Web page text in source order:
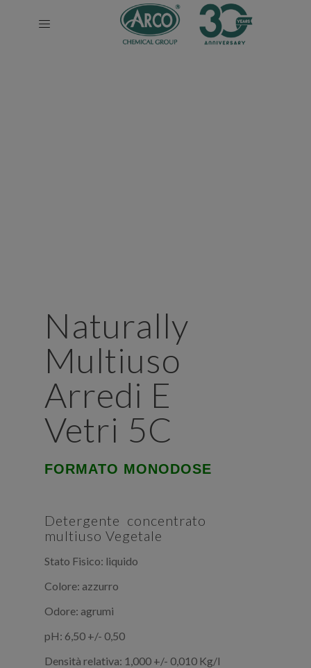
Naturally
Multiuso
Arredi E
Vetri 5C
FORMATO MONODOSE
Detergente concentrato
multiuso Vegetale
Stato Fisico: liquido
Colore: azzurro
Odore: agrumi
pH: 6,50 +/- 0,50
Densità relativa: 1,000 +/- 0,010 Kg/l